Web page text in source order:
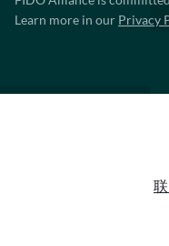
Learn more in our Privacy